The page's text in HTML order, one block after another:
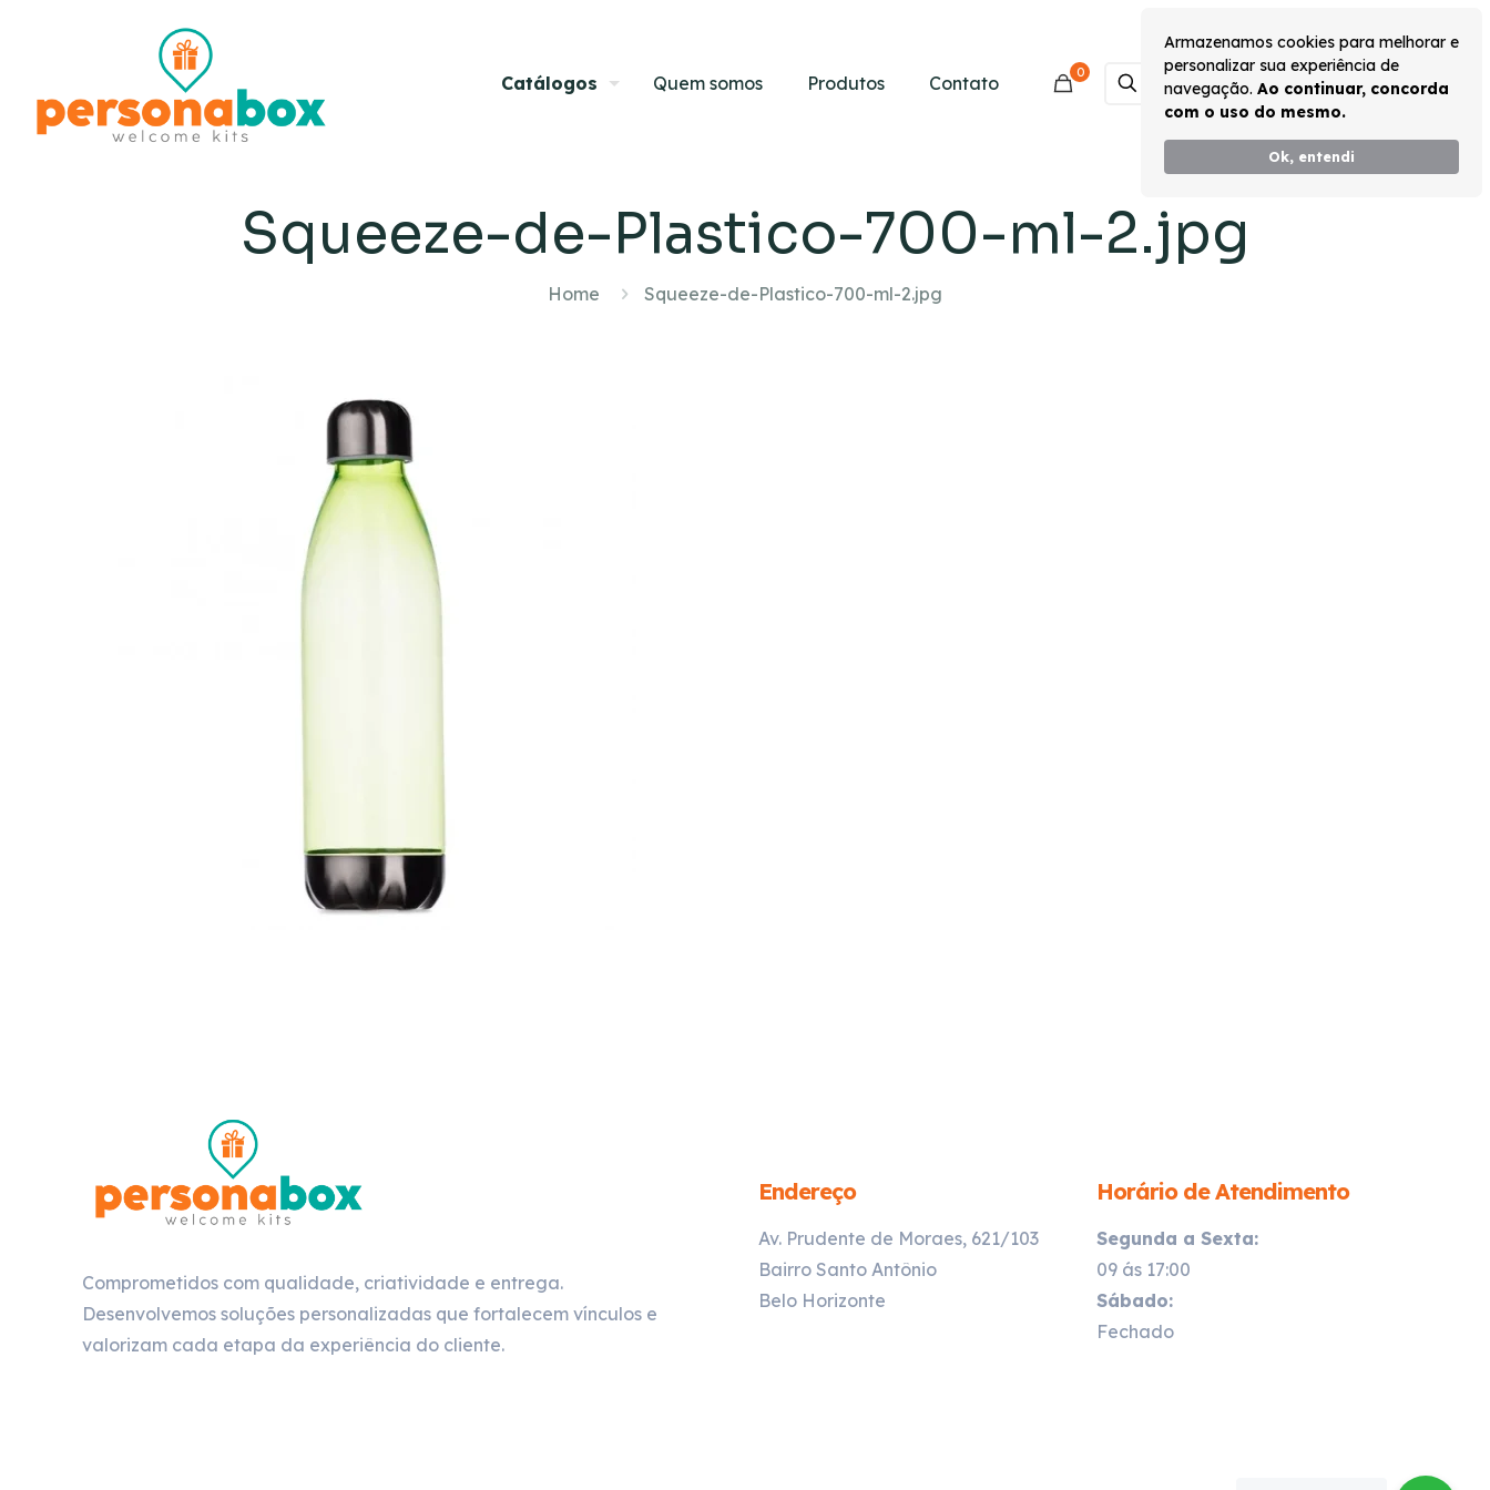
Armazenamos cookies para melhorar e
personalizar sua experiência de
navegação. Ao continuar, concorda
com o uso do mesmo.
Ok, entendi
Catálogos Quem somos Produtos Contato 0 Monte seu Kit
Squeeze-de-Plastico-700-ml-2.jpg
Home Squeeze-de-Plastico-700-ml-2.jpg
Comprometidos com qualidade, criatividade e entrega.
Desenvolvemos soluções personalizadas que fortalecem vínculos e
valorizam cada etapa da experiência do cliente.
Endereço
Av. Prudente de Moraes, 621/103
Bairro Santo Antônio
Belo Horizonte
Horário de Atendimento
Segunda a Sexta:
09 ás 17:00
Sábado:
Fechado